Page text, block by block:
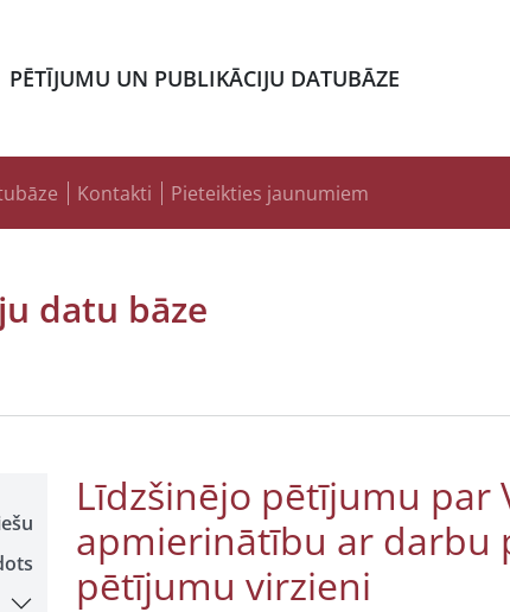
PĒTĪJUMU UN PUBLIKĀCIJU DATUBĀZE
Kontakti Pieteikties jaunumiem
datu bāze
Līdzšinējo pētījumu par
apmierinātību ar darbu
pētījumu virzieni